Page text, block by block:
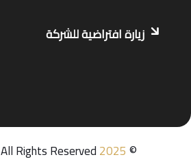
زيارة افتراضية للشركة
©
2025
All Rights Reserved.